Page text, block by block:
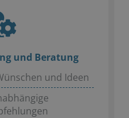
und Beratung
und Ideen